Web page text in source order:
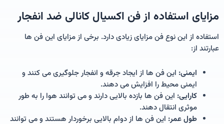
مزایای استفاده از فن اکسیال کانالی ضد انفجار
استفاده از این نوع فن مزایای زیادی دارد. برخی از مزایای این فن ها
عبارتند از:
ایمنی: این فن ها از ایجاد جرقه و انفجار جلوگیری می کنند و
ایمنی محیط را افزایش می دهند.
کارایی: این فن ها بازده بالایی دارند و می توانند هوا را به طور
موثری انتقال دهند.
طول عمر: این فن ها از دوام بالایی برخوردار هستند و می توانند